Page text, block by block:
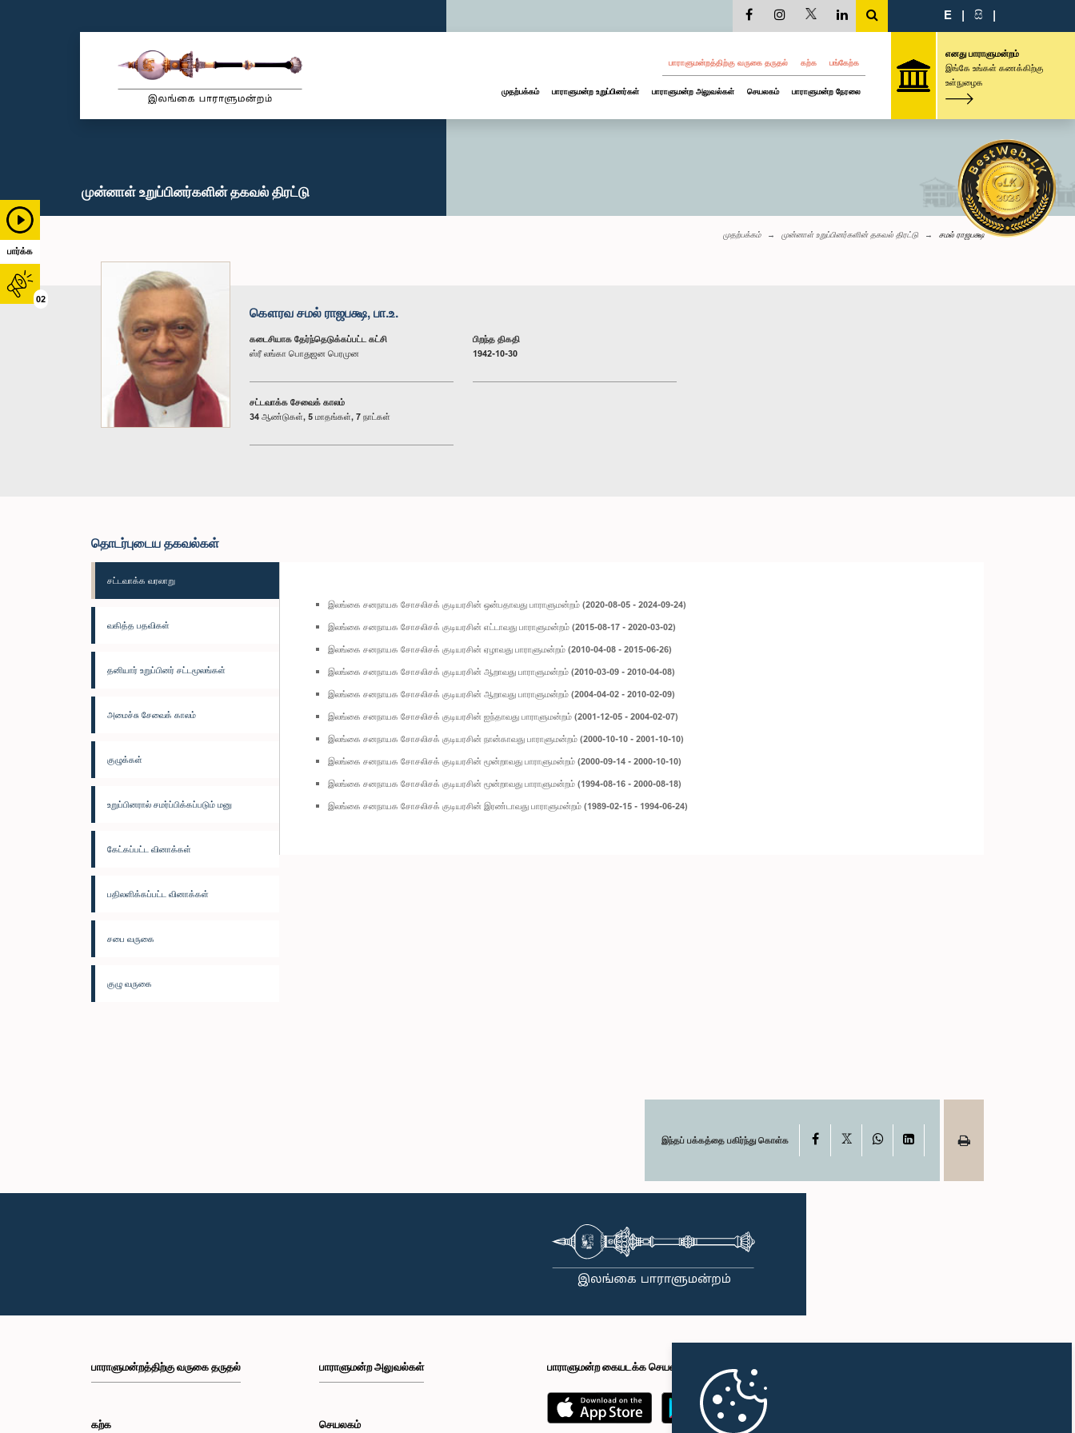
பார்க்க
02
E | සි |
பாராளுமன்றத்திற்கு வருகை தருதல் கற்க பங்கேற்க
முதற்பக்கம் பாராளுமன்ற உறுப்பினர்கள் பாராளுமன்ற அலுவல்கள் செயலகம் பாராளுமன்ற நேரலை
எனது பாராளுமன்றம்
இங்கே உங்கள் கணக்கிற்கு
உள்நுழைக
முன்னாள் உறுப்பினர்களின் தகவல் திரட்டு
முதற்பக்கம் முன்னாள் உறுப்பினர்களின் தகவல் திரட்டு சமல் ராஜபக்ஷ
கௌரவ சமல் ராஜபக்ஷ, பா.உ.
கடைசியாக தேர்ந்தெடுக்கப்பட்ட கட்சி
ஸ்ரீ லங்கா பொதுஜன பெரமுன
பிறந்த திகதி
1942-10-30
சட்டவாக்க சேவைக் காலம்
34 ஆண்டுகள், 5 மாதங்கள், 7 நாட்கள்
தொடர்புடைய தகவல்கள்
சட்டவாக்க வரலாறு
வகித்த பதவிகள்
தனியார் உறுப்பினர் சட்டமூலங்கள்
அமைச்சு சேவைக் காலம்
குழுக்கள்
உறுப்பினரால் சமர்ப்பிக்கப்படும் மனு
கேட்கப்பட்ட வினாக்கள்
பதிலளிக்கப்பட்ட வினாக்கள்
சபை வருகை
குழு வருகை
இலங்கை சனநாயக சோசலிசக் குடியரசின் ஒன்பதாவது பாராளுமன்றம் (2020-08-05 - 2024-09-24)
இலங்கை சனநாயக சோசலிசக் குடியரசின் எட்டாவது பாராளுமன்றம் (2015-08-17 - 2020-03-02)
இலங்கை சனநாயக சோசலிசக் குடியரசின் ஏழாவது பாராளுமன்றம் (2010-04-08 - 2015-06-26)
இலங்கை சனநாயக சோசலிசக் குடியரசின் ஆறாவது பாராளுமன்றம் (2010-03-09 - 2010-04-08)
இலங்கை சனநாயக சோசலிசக் குடியரசின் ஆறாவது பாராளுமன்றம் (2004-04-02 - 2010-02-09)
இலங்கை சனநாயக சோசலிசக் குடியரசின் ஐந்தாவது பாராளுமன்றம் (2001-12-05 - 2004-02-07)
இலங்கை சனநாயக சோசலிசக் குடியரசின் நான்காவது பாராளுமன்றம் (2000-10-10 - 2001-10-10)
இலங்கை சனநாயக சோசலிசக் குடியரசின் மூன்றாவது பாராளுமன்றம் (2000-09-14 - 2000-10-10)
இலங்கை சனநாயக சோசலிசக் குடியரசின் மூன்றாவது பாராளுமன்றம் (1994-08-16 - 2000-08-18)
இலங்கை சனநாயக சோசலிசக் குடியரசின் இரண்டாவது பாராளுமன்றம் (1989-02-15 - 1994-06-24)
இந்தப் பக்கத்தை பகிர்ந்து கொள்க Facebook WhatsAppLinkedIn
பாராளுமன்றத்திற்கு வருகை தருதல்
கற்க
பாராளுமன்ற அலுவல்கள்
செயலகம்
பாராளுமன்ற கையடக்க செயலி